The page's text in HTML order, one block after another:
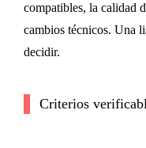
compatibles, la calidad
cambios técnicos. Una
decidir.
Criterios